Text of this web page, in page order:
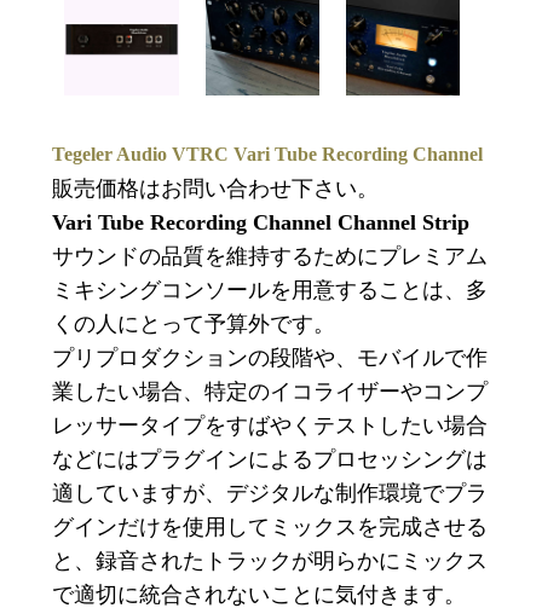
Tegeler Audio VTRC Vari Tube Recording Channel
販売価格はお問い合わせ下さい。
Vari Tube Recording Channel Channel Strip
サウンドの品質を維持するためにプレミアム
ミキシングコンソールを用意することは、多
くの人にとって予算外です。
プリプロダクションの段階や、モバイルで作
業したい場合、特定のイコライザーやコンプ
レッサータイプをすばやくテストしたい場合
などにはプラグインによるプロセッシングは
適していますが、デジタルな制作環境でプラ
グインだけを使用してミックスを完成させる
と、録音されたトラックが明らかにミックス
で適切に統合されないことに気付きます。